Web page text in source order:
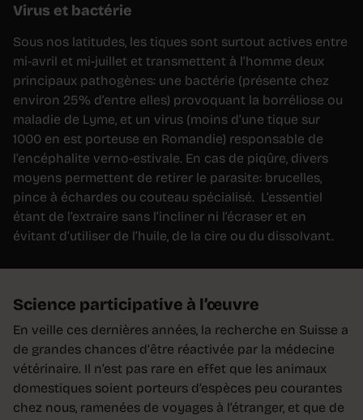
Virus et bactérie
Sous nos latitudes, les tiques sont surtout actives entre
mi-avril et mi-juillet et transmettent à l’homme deux
principaux pathogènes: une bactérie (présente chez
environ 25% d’entre elles) provoquant la borréliose ou
maladie de Lyme, et un virus (moins d’une tique sur
1000 en est porteuse en Romandie) responsable de
l’encéphalite verno-estivale. En cas de piqûre, divers
moyens permettent de retirer le parasite: brucelles,
pince à échardes ou couteau spécialisé. L’essentiel
étant de l’extraire sans l’incliner ni l’écraser et en
évitant d’utiliser de l’huile, de la cire ou du dissolvant.
Science participative à l’œuvre
En veille ces dernières années, la recherche en Suisse a
de grandes chances d’être réactivée par la médecine
vétérinaire. Il n’est pas rare en effet que les animaux
domestiques soient porteurs d’espèces peu courantes
chez nous, ramenées de voyages à l’étranger, et que de